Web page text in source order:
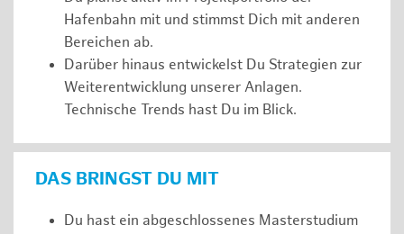
Hafenbahn mit und stimmst Dich mit anderen
Bereichen ab.
Darüber hinaus entwickelst Du Strategien zur
Weiterentwicklung unserer Anlagen.
Technische Trends hast Du im Blick.
DAS BRINGST DU MIT
Du hast ein abgeschlossenes Masterstudium